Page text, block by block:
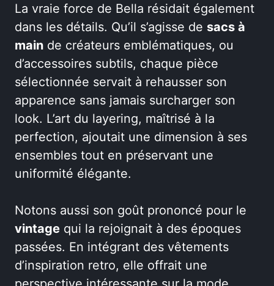
La vraie force de Bella résidait également
dans les détails. Qu’il s’agisse de sacs à
main de créateurs emblématiques, ou
d’accessoires subtils, chaque pièce
sélectionnée servait à rehausser son
apparence sans jamais surcharger son
look. L’art du layering, maîtrisé à la
perfection, ajoutait une dimension à ses
ensembles tout en préservant une
uniformité élégante.
Notons aussi son goût prononcé pour le
vintage qui la rejoignait à des époques
passées. En intégrant des vêtements
d’inspiration retro, elle offrait une